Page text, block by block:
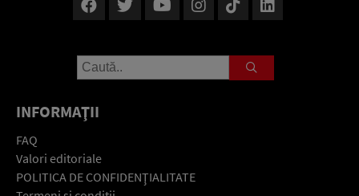
INFORMAŢII
FAQ
Valori editoriale
POLITICA DE CONFIDENŢIALITATE